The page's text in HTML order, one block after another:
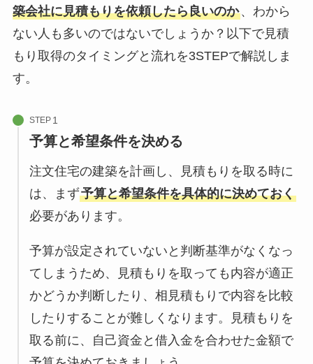
築会社に見積もりを依頼したら良いのか、わから
ない人も多いのではないでしょうか？以下で見積
もり取得のタイミングと流れを3STEPで解説しま
す。
STEP
予算と希望条件を決める
注文住宅の建築を計画し、見積もりを取る時に
は、まず予算と希望条件を具体的に決めておく
必要があります。
予算が設定されていないと判断基準がなくなっ
てしまうため、見積もりを取っても内容が適正
かどうか判断したり、相見積もりで内容を比較
したりすることが難しくなります。見積もりを
取る前に、自己資金と借入金を合わせた金額で